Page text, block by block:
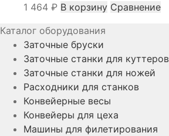
1 464 ₽ В корзину Сравнение
Каталог оборудования
Заточные бруски
Заточные станки для куттеров
Заточные станки для ножей
Расходники для станков
Конвейерные весы
Конвейеры для цеха
Машины для филетирования